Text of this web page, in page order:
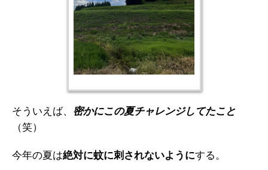
そういえば、 密かにこの夏チャレンジしてたこと
（笑）
今年の夏は絶対に蚊に刺されないようにする。